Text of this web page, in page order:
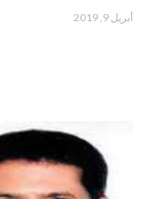
أبريل 9, 2019